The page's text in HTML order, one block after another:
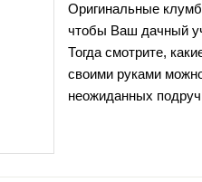
Оригинальные
чтобы Ваш дачный
Тогда смотрите,
своими руками
неожиданных